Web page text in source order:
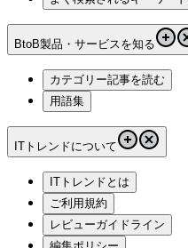
BtoB製品・サービスを知る
カテゴリー記事を読む
用語集
ITトレンドについて
ITトレンドとは
ご利用規約
レビューガイドライン